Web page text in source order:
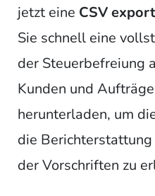
jetzt eine CSV
Sie schnell eine
der Steuerbefreiung
Kunden und
herunterladen, um
die
der Vorschriften zu